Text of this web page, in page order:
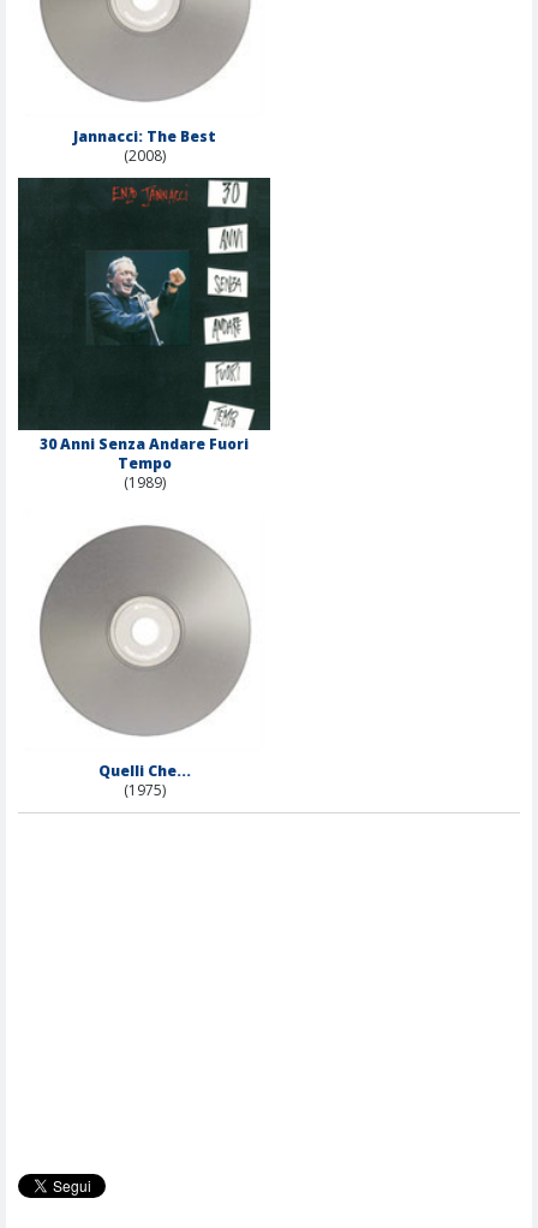
Jannacci: The Best
(2008)
30 Anni Senza Andare Fuori
Tempo
(1989)
Quelli Che...
(1975)